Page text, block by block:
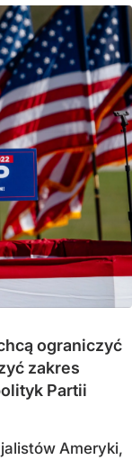
ograniczyć
zakres
Partii
Ameryki,